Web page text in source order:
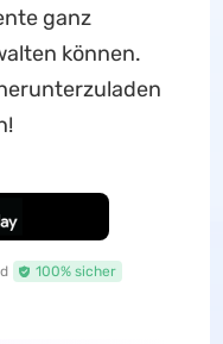
ganz
können.
100% sicher